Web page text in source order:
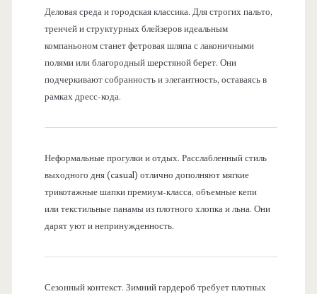
Деловая среда и городская классика. Для строгих пальто,
тренчей и структурных блейзеров идеальным
компаньоном станет фетровая шляпа с лаконичными
полями или благородный шерстяной берет. Они
подчеркивают собранность и элегантность, оставаясь в
рамках дресс-кода.
Неформальные прогулки и отдых. Расслабленный стиль
выходного дня (casual) отлично дополняют мягкие
трикотажные шапки премиум-класса, объемные кепи
или текстильные панамы из плотного хлопка и льна. Они
дарят уют и непринужденность.
Сезонный контекст. Зимний гардероб требует плотных